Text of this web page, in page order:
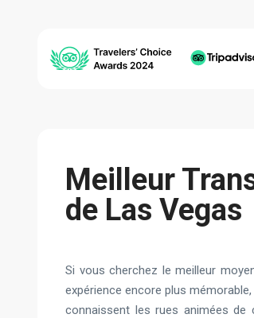
Meilleur
de Las Vegas
Si vous cherchez le meilleur
expérience encore plus
connaissent les rues animées